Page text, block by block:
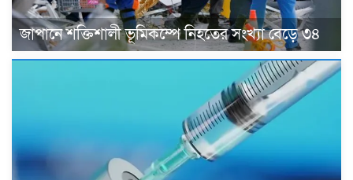
জাপানে শক্তিশালী ভূমিকম্পে নিহতের সংখ্যা বেড়ে ৩৪